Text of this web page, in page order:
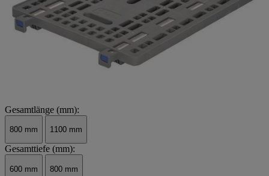
Gesamtlänge (mm):
800 mm 1100 mm
Gesamttiefe (mm):
600 mm 800 mm